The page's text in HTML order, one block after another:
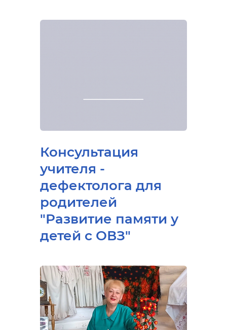
Консультация
учителя -
дефектолога для
родителей
"Развитие памяти у
детей с ОВЗ"